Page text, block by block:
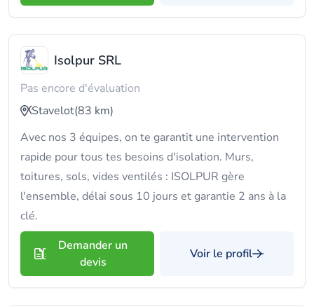
Isolpur SRL
Pas encore d'évaluation
Stavelot(83 km)
Avec nos 3 équipes, on te garantit une intervention
rapide pour tous tes besoins d'isolation. Murs,
toitures, sols, vides ventilés : ISOLPUR gère
l'ensemble, délai sous 10 jours et garantie 2 ans à la
clé.
Demander un
devis
Voir le profil